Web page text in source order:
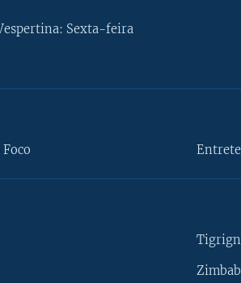
Sexta-feira
Foco